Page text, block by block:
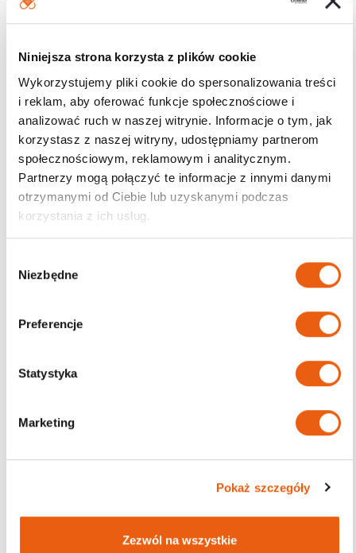
Niniejsza strona korzysta z plików cookie
Wykorzystujemy pliki cookie do spersonalizowania treści
i reklam, aby oferować funkcje społecznościowe i
analizować ruch w naszej witrynie. Informacje o tym, jak
korzystasz z naszej witryny, udostępniamy partnerom
społecznościowym, reklamowym i analitycznym.
Partnerzy mogą połączyć te informacje z innymi danymi
otrzymanymi od Ciebie lub uzyskanymi podczas
korzystania z ich usług.
Niezbędne
Preferencje
Statystyka
Marketing
Pokaż szczegóły
Zezwól na wszystkie
Filtruj
Darmowa dostawa
od 200zł